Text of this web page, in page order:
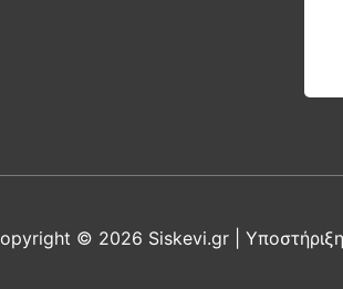
© 2026 Siskevi.gr|